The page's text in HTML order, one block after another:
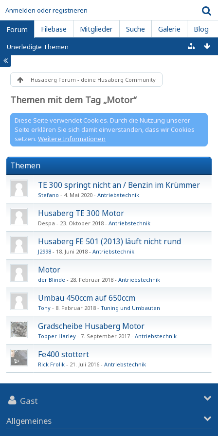
Anmelden oder registrieren
Forum Filebase Mitglieder Suche Galerie Blog
Unerledigte Themen
Husaberg Forum - deine Husaberg Community
Themen mit dem Tag „Motor“
Diese Seite verwendet Cookies. Durch die Nutzung unserer
Seite erklären Sie sich damit einverstanden, dass wir Cookies
setzen. Weitere Informationen
Themen
TE 300 springt nicht an / Benzin im Krümmer
Stefano 4. Mai 2020 Antriebstechnik
Husaberg TE 300 Motor
Despa 23. Oktober 2018 Antriebstechnik
Husaberg FE 501 (2013) läuft nicht rund
J2998 18. Juni 2018 Antriebstechnik
Motor
der Blinde 28. Februar 2018 Antriebstechnik
Umbau 450ccm auf 650ccm
Tony 8. Februar 2018 Tuning und Umbauten
Gradscheibe Husaberg Motor
Topper Harley 7. September 2017 Antriebstechnik
Fe400 stottert
Rick Frolik 21. Juli 2016 Antriebstechnik
Gast
Allgemeines